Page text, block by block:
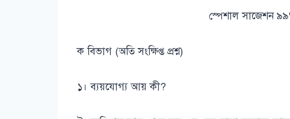
স্পেশাল সাজেশন
ক বিভাগ (অতি সংক্ষিপ্ত প্রশ্ন)
১। ব্যয়যোগ্য আয় কী?